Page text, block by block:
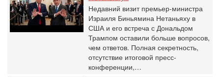
Недавний визит премьер-министра
Израиля Биньямина Нетаньяху в
США и его встреча с Дональдом
Трампом оставили больше вопросов,
чем ответов. Полная секретность,
отсутствие итоговой пресс-
конференции,…